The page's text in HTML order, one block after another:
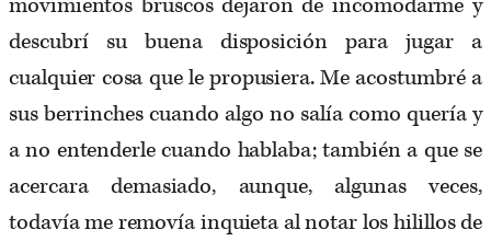
movimientos bruscos dejaron de incomodarme y
descubrí su buena disposición para jugar a
cualquier cosa que le propusiera. Me acostumbré a
sus berrinches cuando algo no salía como quería y
a no entenderle cuando hablaba; también a que se
acercara demasiado, aunque, algunas veces,
todavía me removía inquieta al notar los hilillos de